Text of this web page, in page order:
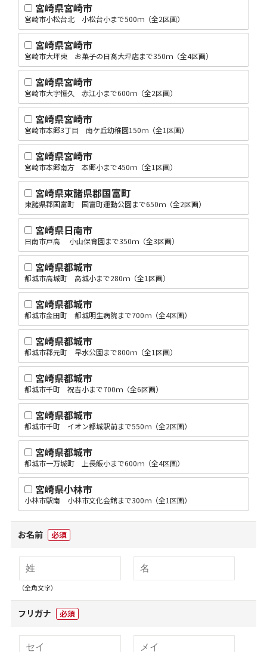
宮崎県宮崎市
宮崎市小松台北 小松台小まで500ｍ（全2区画）
宮崎県宮崎市
宮崎市大坪東 お菓子の日髙大坪店まで350ｍ（全4区画）
宮崎県宮崎市
宮崎市大字恒久 赤江小まで600ｍ（全2区画）
宮崎県宮崎市
宮崎市本郷3丁目 南ケ丘幼稚園150ｍ（全1区画）
宮崎県宮崎市
宮崎市本郷南方 本郷小まで450ｍ（全1区画）
宮崎県東諸県郡国富町
東諸県郡国富町 国富町運動公園まで650ｍ（全2区画）
宮崎県日南市
日南市戸高 小山保育園まで350ｍ（全3区画）
宮崎県都城市
都城市高城町 高城小まで280ｍ（全1区画）
宮崎県都城市
都城市金田町 都城明生病院まで700ｍ（全4区画）
宮崎県都城市
都城市郡元町 早水公園まで800ｍ（全1区画）
宮崎県都城市
都城市千町 祝吉小まで700ｍ（全6区画）
宮崎県都城市
都城市千町 イオン都城駅前まで550ｍ（全2区画）
宮崎県都城市
都城市一万城町 上長飯小まで600ｍ（全4区画）
宮崎県小林市
小林市駅南 小林市文化会館まで300ｍ（全1区画）
お名前 必須
（全角文字）
フリガナ 必須